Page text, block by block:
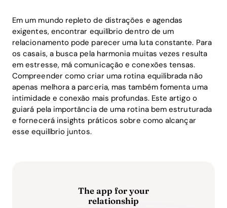
Em um mundo repleto de distrações e agendas
exigentes, encontrar equilíbrio dentro de um
relacionamento pode parecer uma luta constante. Para
os casais, a busca pela harmonia muitas vezes resulta
em estresse, má comunicação e conexões tensas.
Compreender como criar uma rotina equilibrada não
apenas melhora a parceria, mas também fomenta uma
intimidade e conexão mais profundas. Este artigo o
guiará pela importância de uma rotina bem estruturada
e fornecerá insights práticos sobre como alcançar
esse equilíbrio juntos.
The app for your
relationship